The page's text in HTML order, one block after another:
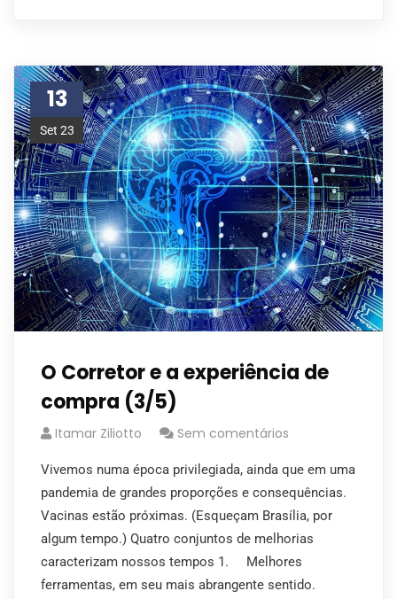
13
Set 23
O Corretor e a experiência de
compra (3/5)
Itamar Ziliotto Sem comentários
Vivemos numa época privilegiada, ainda que em uma
pandemia de grandes proporções e consequências.
Vacinas estão próximas. (Esqueçam Brasília, por
algum tempo.) Quatro conjuntos de melhorias
caracterizam nossos tempos 1. Melhores
ferramentas, em seu mais abrangente sentido.